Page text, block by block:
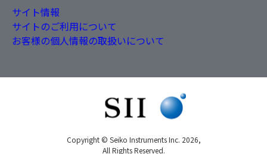
サイト情報
サイトのご利用について
お客様の個人情報の取扱いについて
Copyright © Seiko Instruments Inc. 2026,
All Rights Reserved.